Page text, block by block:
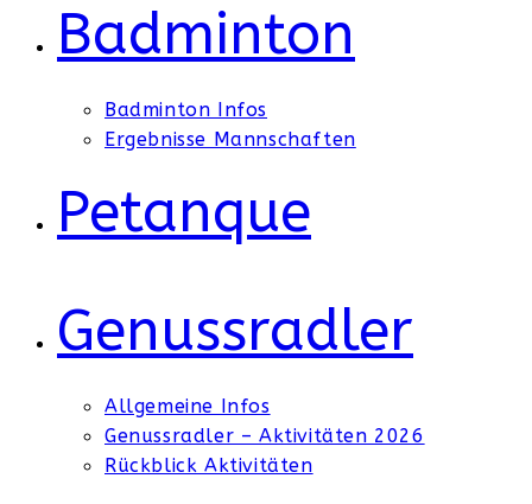
Badminton
Badminton Infos
Ergebnisse Mannschaften
Petanque
Genussradler
Allgemeine Infos
Genussradler – Aktivitäten 2026
Rückblick Aktivitäten